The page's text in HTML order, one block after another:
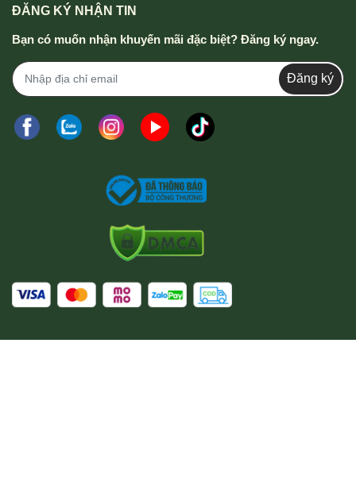
ĐĂNG KÝ NHẬN TIN
Bạn có muốn nhận khuyến mãi đặc biệt? Đăng ký ngay.
Đăng ký